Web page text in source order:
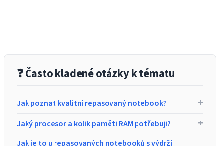
❓ Často kladené otázky k tématu
Jak poznat kvalitní repasovaný notebook? +
Kvalitní notebook poznáte podle pevné konstrukce a
firemní řady (např. Dell Latitude, HP EliteBook či Lenovo
ThinkPad). Tyto manažerské notebooky mají výrazně vyšší
Jaký procesor a kolik paměti RAM potřebuji? +
Na běžnou práci, internet a školuskvěle poslouží
Jak je to u repasovaných notebooků s výdrží